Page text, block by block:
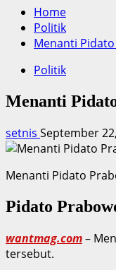
Home
Politik
Menanti
Politik
Menanti
setnis September
Menanti Pidato
Pidato
wantmag.com–
tersebut.